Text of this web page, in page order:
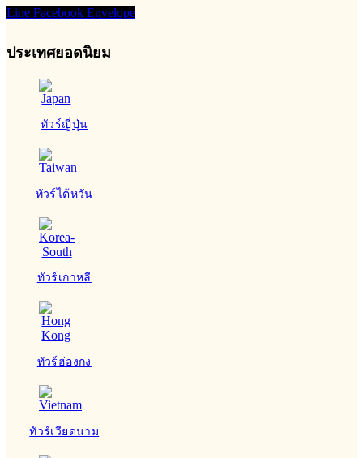
Line Facebook Envelope
ประเทศยอดนิยม
ทัวร์ญี่ปุ่น
ทัวร์ไต้หวัน
ทัวร์เกาหลี
ทัวร์ฮ่องกง
ทัวร์เวียดนาม